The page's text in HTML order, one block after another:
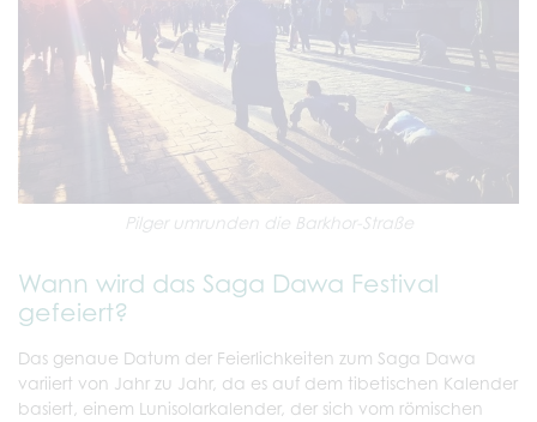
Pilger umrunden die Barkhor-Straße
Wann wird das Saga Dawa Festival
gefeiert?
Das genaue Datum der Feierlichkeiten zum Saga Dawa
variiert von Jahr zu Jahr, da es auf dem tibetischen Kalender
basiert, einem Lunisolarkalender, der sich vom römischen